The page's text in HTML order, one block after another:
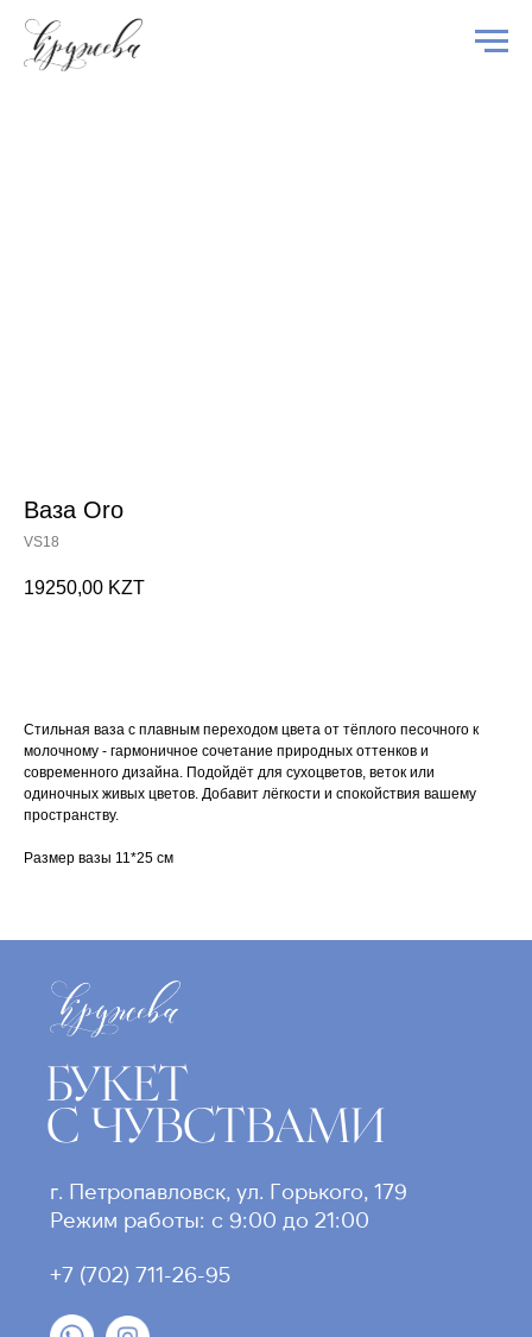
Ваза Oro
VS18
19250,00 KZT
Стильная ваза с плавным переходом цвета от тёплого песочного к
молочному - гармоничное сочетание природных оттенков и
современного дизайна. Подойдёт для сухоцветов, веток или
одиночных живых цветов. Добавит лёгкости и спокойствия вашему
пространству.
Размер вазы 11*25 см
БУКЕТ
С ЧУВСТВАМИ
+7 (702) 711-26-95
г. Петропавловск, ул. Горького, 179
Режим работы: с 9:00 до 21:00